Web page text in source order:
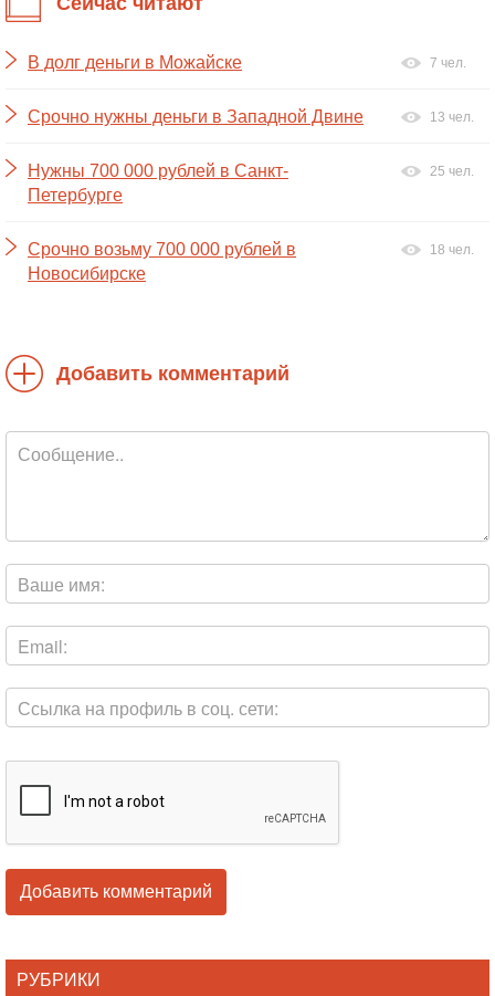
В долг деньги в Можайске 7 чел.
Срочно нужны деньги в Западной Двине 13 чел.
Нужны 700 000 рублей в Санкт-
Петербурге
25 чел.
Срочно возьму 700 000 рублей в
Новосибирске
18 чел.
Добавить комментарий
РУБРИКИ